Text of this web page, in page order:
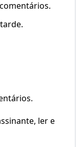
ler e